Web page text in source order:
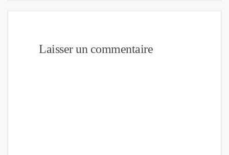
Laisser un commentaire